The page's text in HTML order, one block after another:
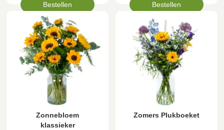
Bestellen Bestellen
Zonnebloem
klassieker
Zomers Plukboeket